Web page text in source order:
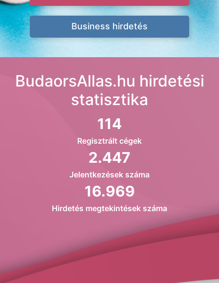
Business hirdetés
BudaorsAllas.hu hirdetési
statisztika
114
Regisztrált cégek
2.447
Jelentkezések száma
16.969
Hirdetés megtekintések száma